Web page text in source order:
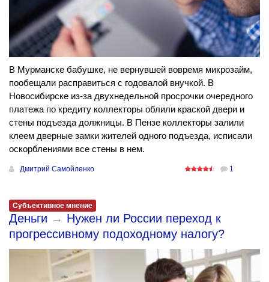
В Мурманске бабушке, не вернувшей вовремя микрозайм,
пообещали расправиться с годовалой внучкой. В
Новосибирске из-за двухнедельной просрочки очередного
платежа по кредиту коллекторы облили краской двери и
стены подъезда должницы. В Пензе коллекторы залили
клеем дверные замки жителей одного подъезда, исписали
оскорблениями все стены в нем.
Дмитрий Самойленко 1
Субъективное мнение
Деньги → Нужен ли России переход к
прогрессивному подоходному налогу?